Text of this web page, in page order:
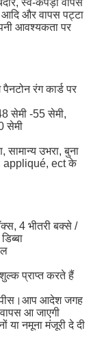
स्व-कपड़ा वापस
और वापस पट्टा
आवश्यकता पर
रंग कार्ड पर
सेमी -55 सेमी,
सेमी
सामान्य उभरा, बुना
appliqué, ect के
4 भीतरी बक्से /
प्राप्त करते हैं
पीस।आप आदेश जगह
आ जाएगी
या नमूना मंजूरी दे दी